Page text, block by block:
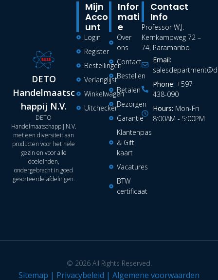
DETO
Handelmaatsc
happij N.V.
DETO
Handelmaatschappij N.V.
met een diversiteit aan
producten voor het hele
gezin en voor alle
doeleinden,
ondergebracht in goed
gesorteerde afdelingen.
Infor
Mati
E
Over
ons
Contact
Bestellen
Betalen
Bezorgen
Garantie
Klantenpas
& Gift
kaart
Vacatures
BTW
certificaat
Mijn
Acco
Unt
Login
Register
Bestellingen
Verlanglijst
Winkelwagen
Uitchecken
Contact
Info
Professor W.J.
Kernkampweg 72 –
74, Paramaribo
Email:
Phone: +597
438-090
Hours: Mon-Fri
8:00AM - 5:00PM
© 2026 All Rights Reserved.
Sitemap | Privacybeleid | Algemene voorwaarden